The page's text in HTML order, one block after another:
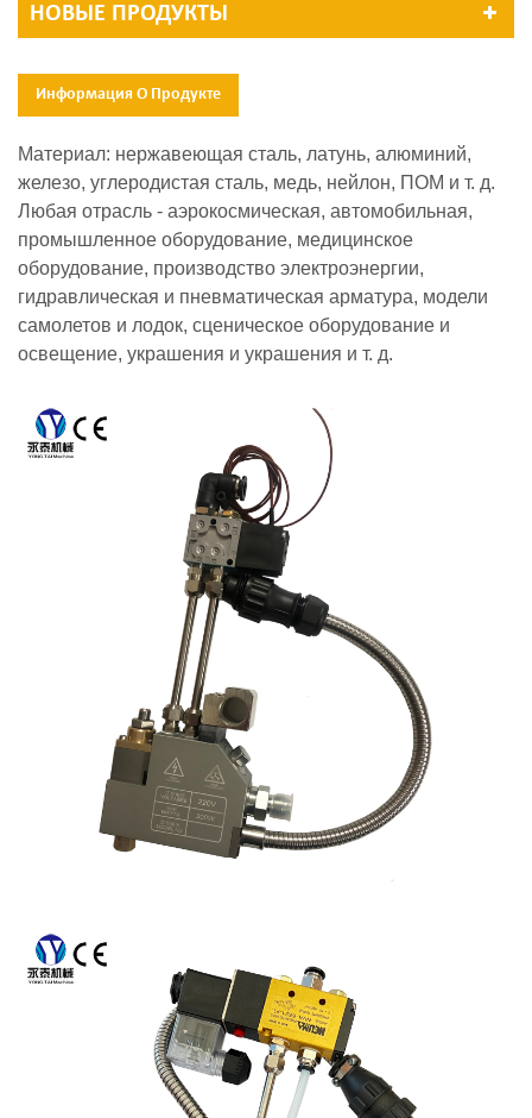
НОВЫЕ ПРОДУКТЫ
Информация О Продукте
Материал: нержавеющая сталь, латунь, алюминий,
железо, углеродистая сталь, медь, нейлон, ПОМ и т. д.
Любая отрасль - аэрокосмическая, автомобильная,
промышленное оборудование, медицинское
оборудование, производство электроэнергии,
гидравлическая и пневматическая арматура, модели
самолетов и лодок, сценическое оборудование и
освещение, украшения и украшения и т. д.